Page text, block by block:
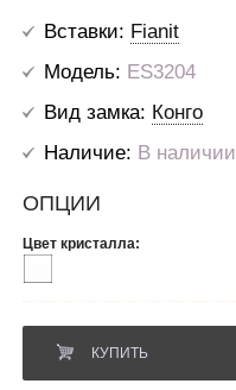
Вставки: Fianit
Модель: ES3204
Вид замка: Конго
Наличие: В наличии
ОПЦИИ
Цвет кристалла:
КУПИТЬ